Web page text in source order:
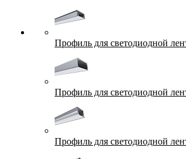
Профиль для светодиодной
Профиль для светодиодной
Профиль для светодиодной